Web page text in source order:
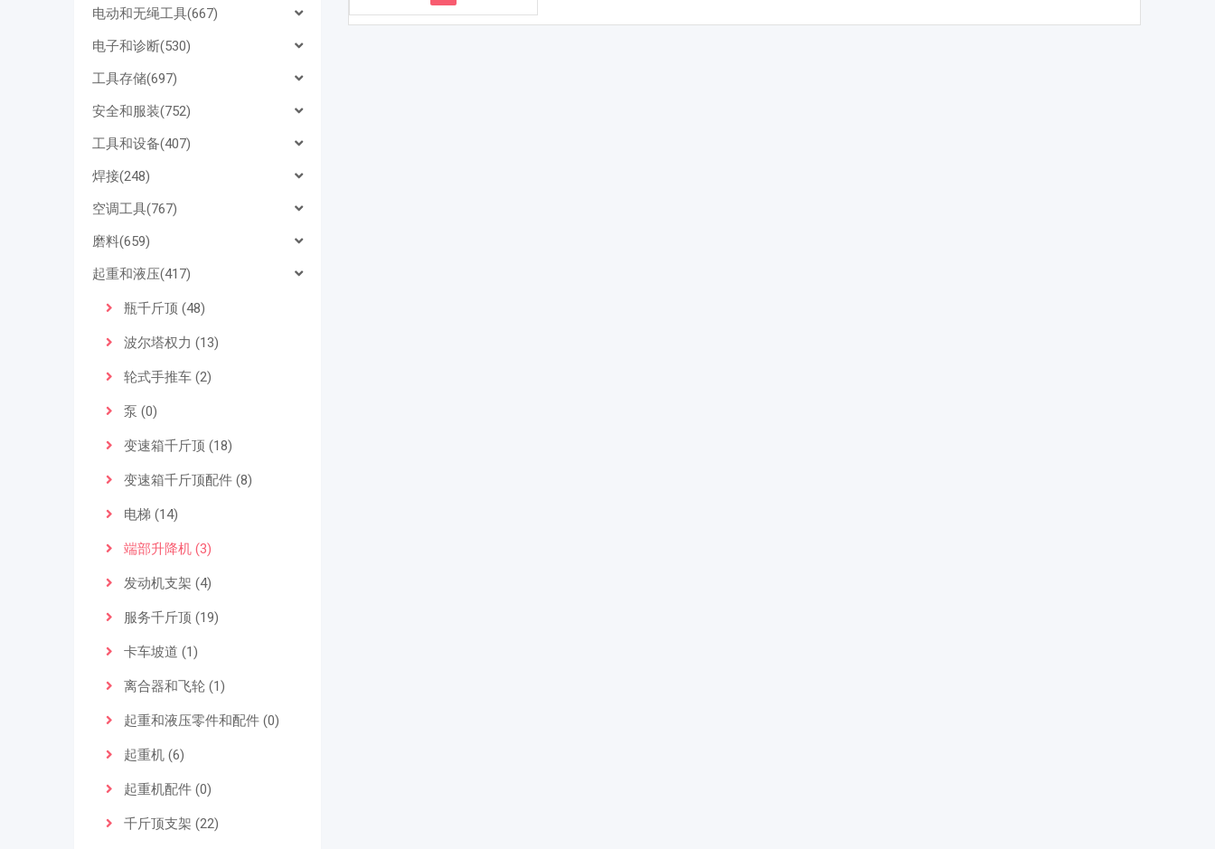
电动和无绳工具(667)
电子和诊断(530)
工具存储(697)
安全和服装(752)
工具和设备(407)
焊接(248)
空调工具(767)
磨料(659)
起重和液压(417)
瓶千斤顶 (48)
波尔塔权力 (13)
轮式手推车 (2)
泵 (0)
变速箱千斤顶 (18)
变速箱千斤顶配件 (8)
电梯 (14)
端部升降机 (3)
发动机支架 (4)
服务千斤顶 (19)
卡车坡道 (1)
离合器和飞轮 (1)
起重和液压零件和配件 (0)
起重机 (6)
起重机配件 (0)
千斤顶支架 (22)